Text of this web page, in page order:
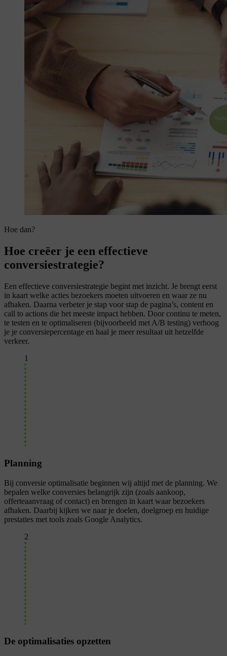
Hoe dan?
Hoe creëer je een effectieve
conversiestrategie?
Een effectieve conversiestrategie begint met inzicht. Je brengt eerst
in kaart welke acties bezoekers moeten uitvoeren en waar ze nu
afhaken. Daarna verbeter je stap voor stap de pagina’s, content en
call to actions die het meeste impact hebben. Door continu te meten,
te testen en te optimaliseren (bijvoorbeeld met A/B testing) verhoog
je je conversiepercentage en haal je meer resultaat uit hetzelfde
verkeer.
1
Planning
Bij conversie optimalisatie beginnen wij altijd met de planning. We
bepalen welke conversies belangrijk zijn (zoals aankoop,
offerteaanvraag of contact) en brengen in kaart waar bezoekers
afhaken. Daarbij kijken we naar je doelen, doelgroep en huidige
prestaties met tools zoals Google Analytics.
2
De optimalisaties opzetten